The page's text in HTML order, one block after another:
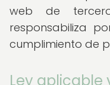
web de
responsabiliza
cumplimiento de
Ley aplicable